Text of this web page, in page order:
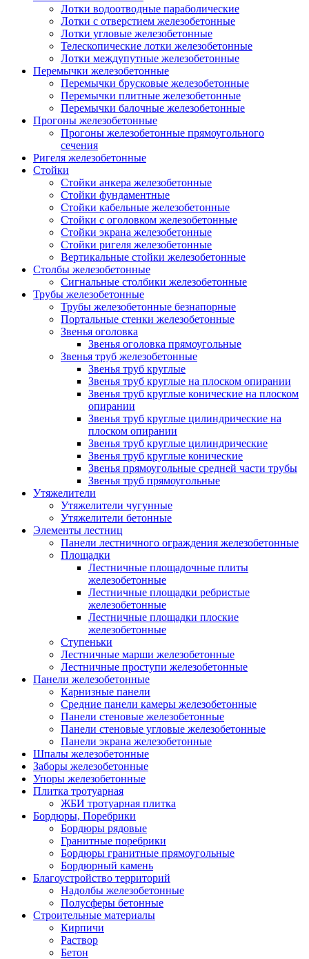
Лотки водоотводные параболические
Лотки с отверстием железобетонные
Лотки угловые железобетонные
Телескопические лотки железобетонные
Лотки междупутные железобетонные
Перемычки железобетонные
Перемычки брусковые железобетонные
Перемычки плитные железобетонные
Перемычки балочные железобетонные
Прогоны железобетонные
Прогоны железобетонные прямоугольного
сечения
Ригеля железобетонные
Стойки
Стойки анкера железобетонные
Стойки фундаментные
Стойки кабельные железобетонные
Стойки с оголовком железобетонные
Стойки экрана железобетонные
Стойки ригеля железобетонные
Вертикальные стойки железобетонные
Столбы железобетонные
Сигнальные столбики железобетонные
Трубы железобетонные
Трубы железобетонные безнапорные
Портальные стенки железобетонные
Звенья оголовка
Звенья оголовка прямоугольные
Звенья труб железобетонные
Звенья труб круглые
Звенья труб круглые на плоском опирании
Звенья труб круглые конические на плоском
опирании
Звенья труб круглые цилиндрические на
плоском опирании
Звенья труб круглые цилиндрические
Звенья труб круглые конические
Звенья прямоугольные средней части трубы
Звенья труб прямоугольные
Утяжелители
Утяжелители чугунные
Утяжелители бетонные
Элементы лестниц
Панели лестничного ограждения железобетонные
Площадки
Лестничные площадочные плиты
железобетонные
Лестничные площадки ребристые
железобетонные
Лестничные площадки плоские
железобетонные
Ступеньки
Лестничные марши железобетонные
Лестничные проступи железобетонные
Панели железобетонные
Карнизные панели
Средние панели камеры железобетонные
Панели стеновые железобетонные
Панели стеновые угловые железобетонные
Панели экрана железобетонные
Шпалы железобетонные
Заборы железобетонные
Упоры железобетонные
Плитка тротуарная
ЖБИ тротуарная плитка
Бордюры, Поребрики
Бордюры рядовые
Гранитные поребрики
Бордюры гранитные прямоугольные
Бордюрный камень
Благоустройство территорий
Надолбы железобетонные
Полусферы бетонные
Строительные материалы
Кирпичи
Раствор
Бетон